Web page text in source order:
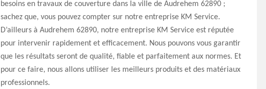
besoins en travaux de couverture dans la ville de Audrehem 62890 ;
sachez que, vous pouvez compter sur notre entreprise KM Service.
D’ailleurs à Audrehem 62890, notre entreprise KM Service est réputée
pour intervenir rapidement et efficacement. Nous pouvons vous garantir
que les résultats seront de qualité, fiable et parfaitement aux normes. Et
pour ce faire, nous allons utiliser les meilleurs produits et des matériaux
professionnels.